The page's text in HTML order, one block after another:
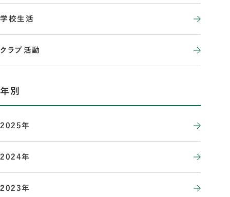
学校生活
クラブ活動
年別
2025年
2024年
2023年